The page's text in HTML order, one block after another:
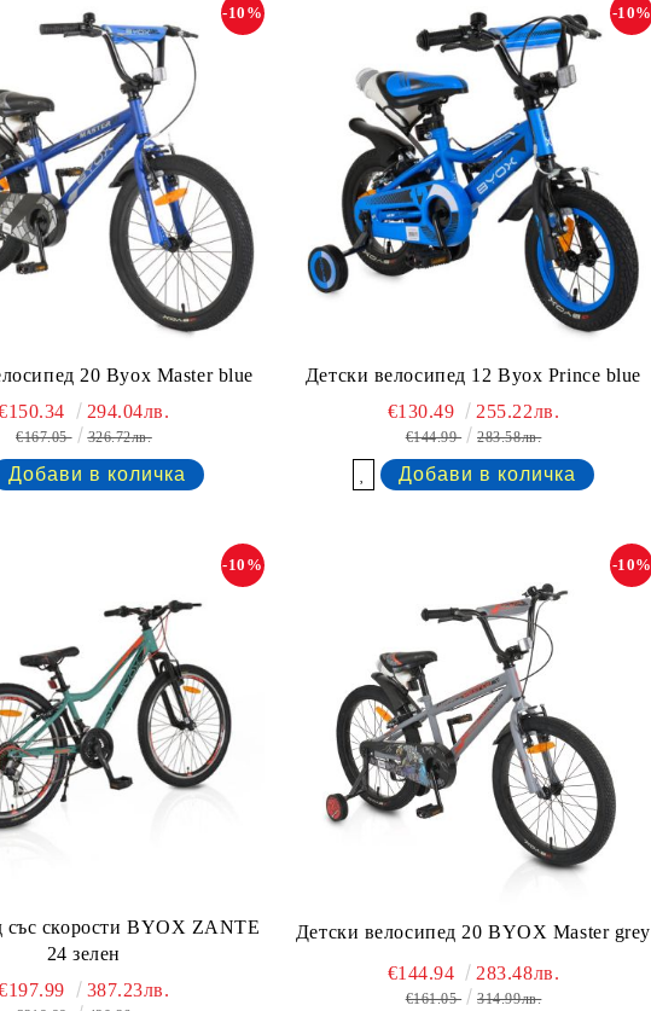
20 Byox Master blue
-10%
294.04лв.
€167.05 326.72лв.
Детски велосипед 12 Byox Prince blue
-10%
€130.49 255.22лв.
€144.99 283.58лв.
със скорости BYOX ZANTE
24 зелен
-10%
387.23лв.
Детски велосипед 20 BYOX Master grey
-10%
€144.94 283.48лв.
€161.05 314.99лв.